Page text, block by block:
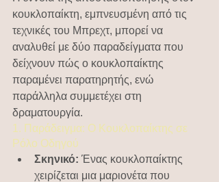
κουκλοπαίκτη, εμπνευσμένη από τις
τεχνικές του Μπρεχτ, μπορεί να
αναλυθεί με δύο παραδείγματα που
δείχνουν πώς ο κουκλοπαίκτης
παραμένει παρατηρητής, ενώ
παράλληλα συμμετέχει στη
δραματουργία.
1. Παράδειγμα: Ο Κουκλοπαίκτης σε
Ρόλο Οδηγού
Σκηνικό: Ένας κουκλοπαίκτης
χειρίζεται μια μαριονέτα που